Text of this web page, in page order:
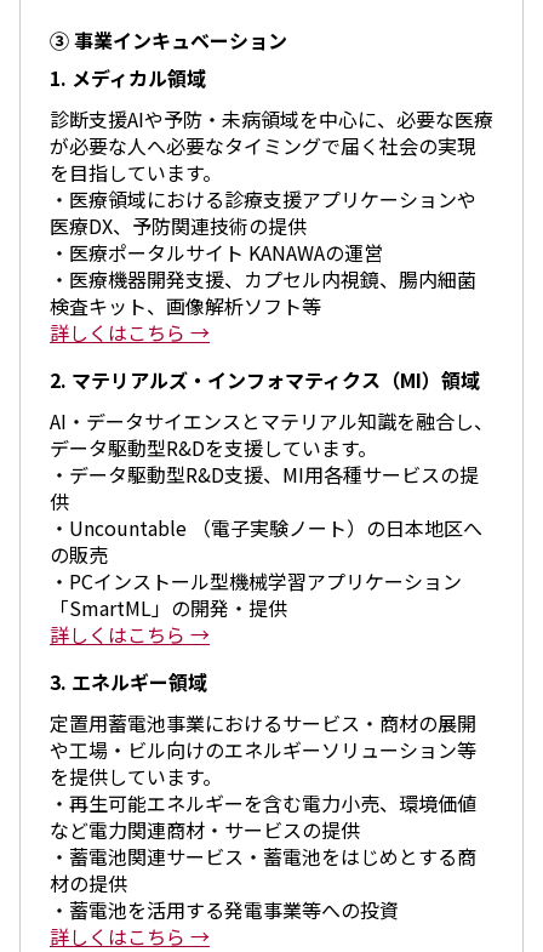
個人株主・投資家の皆様へ
株主・株式情報
財務情報
サステナビリティ
NAGASEグループのサステナビリティ
トップメッセージ
統合報告書
ガバナンス
サステナビリティデータ集
アスリート支援
外部評価とイニシアチブ
各種対照表
サステナビリティサイトについて
採用情報
新卒採用（総合・事務職）
キャリア採用
NAGASEグループ採用情報
③ 事業インキュベーション
1. メディカル領域
診断支援AIや予防・未病領域を中心に、必要な医療
が必要な人へ必要なタイミングで届く社会の実現
を目指しています。
・医療領域における診療支援アプリケーションや
医療DX、予防関連技術の提供
・医療ポータルサイト KANAWAの運営
・医療機器開発支援、カプセル内視鏡、腸内細菌
検査キット、画像解析ソフト等
詳しくはこちら →
2. マテリアルズ・インフォマティクス（MI）領域
AI・データサイエンスとマテリアル知識を融合し、
データ駆動型R&Dを支援しています。
・データ駆動型R&D支援、MI用各種サービスの提
供
・Uncountable （電子実験ノート）の日本地区へ
の販売
・PCインストール型機械学習アプリケーション
「SmartML」の開発・提供
詳しくはこちら →
3. エネルギー領域
定置用蓄電池事業におけるサービス・商材の展開
や工場・ビル向けのエネルギーソリューション等
を提供しています。
・再生可能エネルギーを含む電力小売、環境価値
など電力関連商材・サービスの提供
・蓄電池関連サービス・蓄電池をはじめとする商
材の提供
・蓄電池を活用する発電事業等への投資
詳しくはこちら →